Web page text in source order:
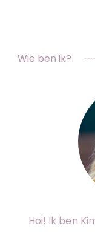
Wie ben ik?
Hoi! Ik ben